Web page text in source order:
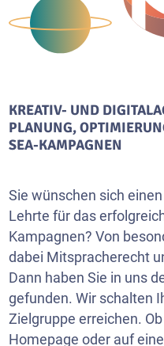
KREATIV- UND
PLANUNG,
SEA-KAMPAGNEN
Sie wünschen sich
Lehrte für das
Kampagnen? Von
dabei Mitspracherecht
Dann haben Sie in uns
gefunden. Wir schalten
Zielgruppe erreichen.
Homepage oder auf